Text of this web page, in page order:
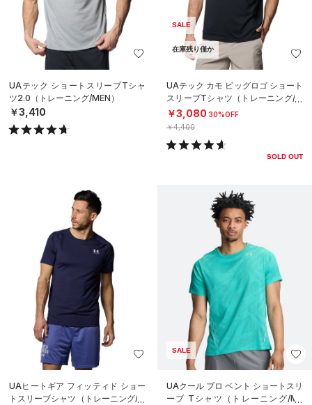
UAテック ショートスリーブTシャ
ツ2.0（トレーニング/MEN）
￥3,410
SALE
在庫残り僅か
UAテック カモ ビッグロゴ ショート
スリーブTシャツ（トレーニング/M
EN）
￥3,080 30%OFF
￥4,400
SOLD OUT
UAヒートギア フィッティド ショー
トスリーブシャツ（トレーニング/M
SALE
UAクール プロ ベント ショートスリ
ーブ Tシャツ（トレーニング/ME